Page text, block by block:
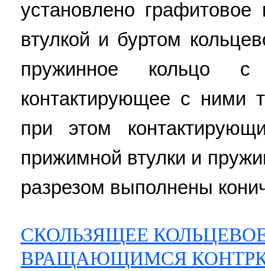
установлено
втулкой и буртом
пружинное кольцо с
контактирующее с ними
при этом
прижимной втулки и
разрезом выполнены
СКОЛЬЗЯЩЕЕ
ВРАЩАЮЩИМСЯ